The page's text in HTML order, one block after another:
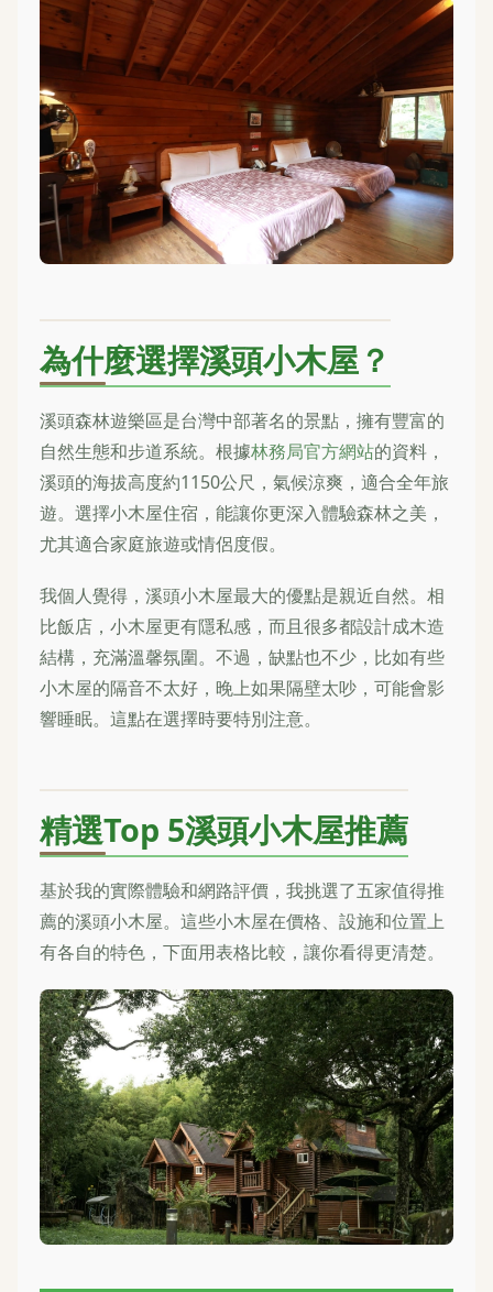
為什麼選擇溪頭小木屋？
溪頭森林遊樂區是台灣中部著名的景點，擁有豐富的
自然生態和步道系統。根據林務局官方網站的資料，
溪頭的海拔高度約1150公尺，氣候涼爽，適合全年旅
遊。選擇小木屋住宿，能讓你更深入體驗森林之美，
尤其適合家庭旅遊或情侶度假。
我個人覺得，溪頭小木屋最大的優點是親近自然。相
比飯店，小木屋更有隱私感，而且很多都設計成木造
結構，充滿溫馨氛圍。不過，缺點也不少，比如有些
小木屋的隔音不太好，晚上如果隔壁太吵，可能會影
響睡眠。這點在選擇時要特別注意。
精選Top 5溪頭小木屋推薦
基於我的實際體驗和網路評價，我挑選了五家值得推
薦的溪頭小木屋。這些小木屋在價格、設施和位置上
有各自的特色，下面用表格比較，讓你看得更清楚。